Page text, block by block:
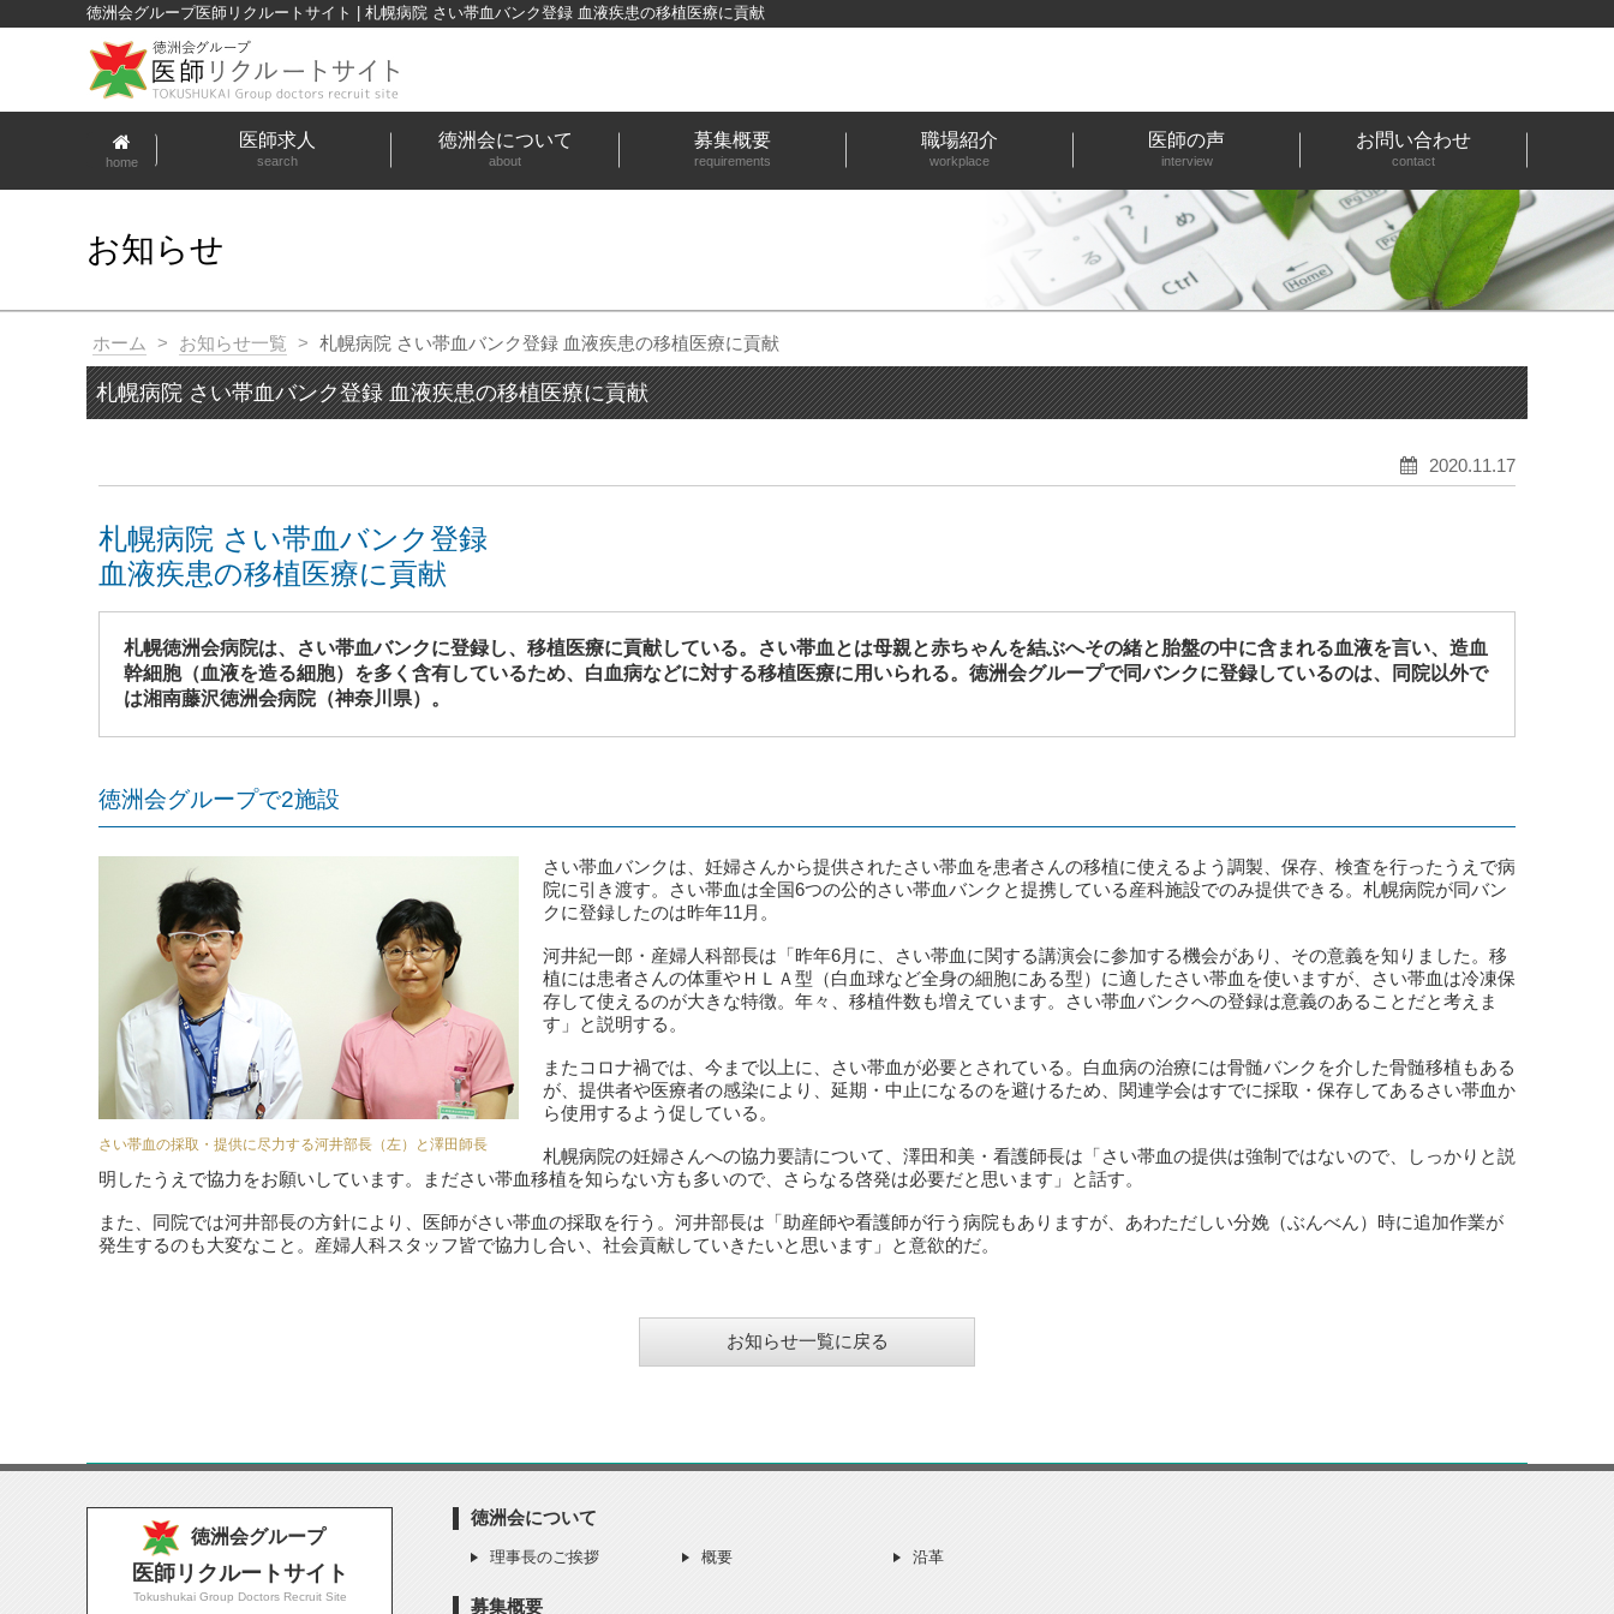
徳洲会グループ医師リクルートサイト | 札幌病院 さい帯血バンク登録 血液疾患の移植医療に貢献
home
医師求人
search
徳洲会について
about
募集概要
requirements
職場紹介
workplace
医師の声
interview
お問い合わせ
contact
お知らせ
ホーム > お知らせ一覧 > 札幌病院 さい帯血バンク登録 血液疾患の移植医療に貢献
札幌病院 さい帯血バンク登録 血液疾患の移植医療に貢献
2020.11.17
札幌病院 さい帯血バンク登録
血液疾患の移植医療に貢献
札幌徳洲会病院は、さい帯血バンクに登録し、移植医療に貢献している。さい帯血とは母親と赤ちゃんを結ぶへその緒と胎盤の中に含まれる血液を言い、造血
幹細胞（血液を造る細胞）を多く含有しているため、白血病などに対する移植医療に用いられる。徳洲会グループで同バンクに登録しているのは、同院以外で
は湘南藤沢徳洲会病院（神奈川県）。
徳洲会グループで2施設
さい帯血の採取・提供に尽力する河井部長（左）と澤田師長
さい帯血バンクは、妊婦さんから提供されたさい帯血を患者さんの移植に使えるよう調製、保存、検査を行ったうえで病
院に引き渡す。さい帯血は全国6つの公的さい帯血バンクと提携している産科施設でのみ提供できる。札幌病院が同バン
クに登録したのは昨年11月。
河井紀一郎・産婦人科部長は「昨年6月に、さい帯血に関する講演会に参加する機会があり、その意義を知りました。移
植には患者さんの体重やＨＬＡ型（白血球など全身の細胞にある型）に適したさい帯血を使いますが、さい帯血は冷凍保
存して使えるのが大きな特徴。年々、移植件数も増えています。さい帯血バンクへの登録は意義のあることだと考えま
す」と説明する。
またコロナ禍では、今まで以上に、さい帯血が必要とされている。白血病の治療には骨髄バンクを介した骨髄移植もある
が、提供者や医療者の感染により、延期・中止になるのを避けるため、関連学会はすでに採取・保存してあるさい帯血か
ら使用するよう促している。
札幌病院の妊婦さんへの協力要請について、澤田和美・看護師長は「さい帯血の提供は強制ではないので、しっかりと説
明したうえで協力をお願いしています。まださい帯血移植を知らない方も多いので、さらなる啓発は必要だと思います」と話す。
また、同院では河井部長の方針により、医師がさい帯血の採取を行う。河井部長は「助産師や看護師が行う病院もありますが、あわただしい分娩（ぶんべん）時に追加作業が
発生するのも大変なこと。産婦人科スタッフ皆で協力し合い、社会貢献していきたいと思います」と意欲的だ。
お知らせ一覧に戻る
徳洲会グループ
医師リクルートサイト
Tokushukai Group Doctors Recruit Site
徳洲会について
理事長のご挨拶 概要 沿革
募集概要